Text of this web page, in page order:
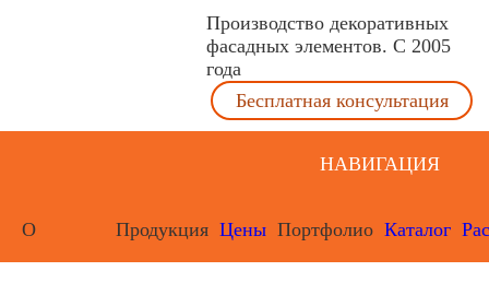
Производство декоративных
фасадных элементов. С 2005
года
Бесплатная консультация
НАВИГАЦИЯ
О Продукция Цены Портфолио Каталог